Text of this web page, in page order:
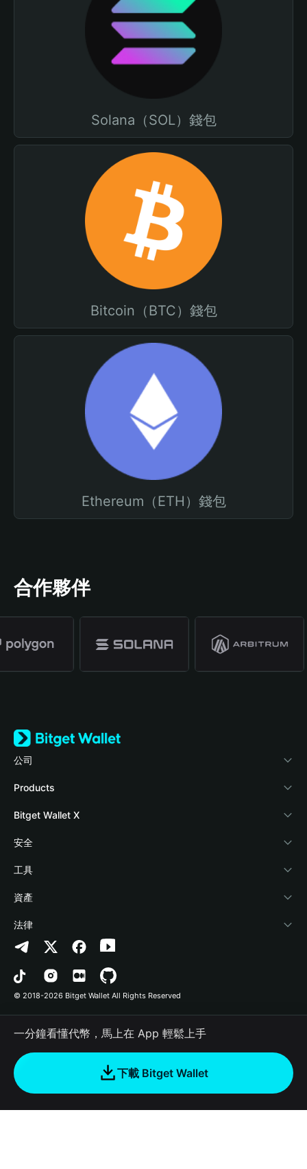
Solana（SOL）錢包
Bitcoin（BTC）錢包
Ethereum（ETH）錢包
合作夥伴
公司
關於 Bitget Wallet
部落格
學院
加密資訊
幫助中心
‌聯繫我們
品牌資源
工作機會
Products
Crypto Card
Stablecoin Earn
Payfi Crypto
Crypto Swap API
Altcoin Season Index
Prediction Markets
DApp
RWA
如何購買加密貨幣
Bitget Wallet X
開發者文件
連接錢包
Bitget Wallet Pay
合作上架
安全
風險保障基金
安全防護技術
工具
快捷買幣
授權檢測
合約檢測
批次轉帳
資產
Arbitrum
Avalanche
Bitcoin
Polygon
法律
隱私協議
用戶使用協議
© 2018-2026 Bitget Wallet All Rights Reserved
一分鐘看懂代幣，馬上在 App 輕鬆上手
下載 Bitget Wallet